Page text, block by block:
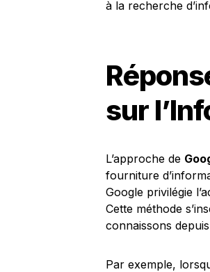
à la recherche
sur
L’approche de
fourniture
Google privilégie
Cette méthode
connaissons
Par exemple,